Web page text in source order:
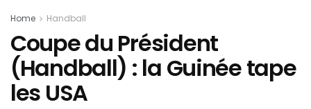
Home Handball
Coupe du Président
(Handball) : la Guinée tape
les USA